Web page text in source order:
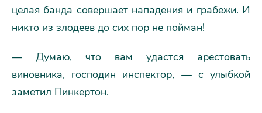
целая банда совершает нападения и грабежи. И
никто из злодеев до сих пор не пойман!
— Думаю, что вам удастся арестовать
виновника, господин инспектор, — с улыбкой
заметил Пинкертон.